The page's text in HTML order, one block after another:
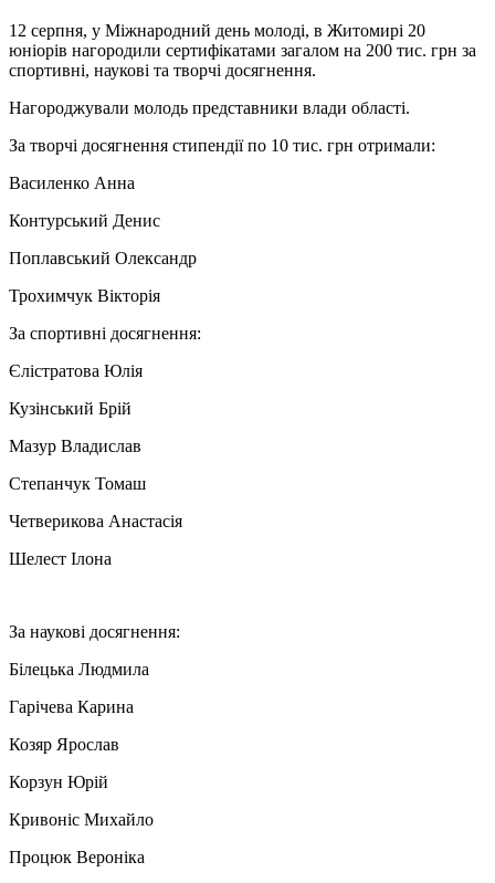
12 серпня, у Міжнародний день молоді, в Житомирі 20
юніорів нагородили сертифікатами загалом на 200 тис. грн за
спортивні, наукові та творчі досягнення.
Нагороджували молодь представники влади області.
За творчі досягнення стипендії по 10 тис. грн отримали:
Василенко Анна
Контурський Денис
Поплавський Олександр
Трохимчук Вікторія
За спортивні досягнення:
Єлістратова Юлія
Кузінський Брій
Мазур Владислав
Степанчук Томаш
Четверикова Анастасія
Шелест Ілона
За наукові досягнення:
Білецька Людмила
Гарічева Карина
Козяр Ярослав
Корзун Юрій
Кривоніс Михайло
Процюк Вероніка